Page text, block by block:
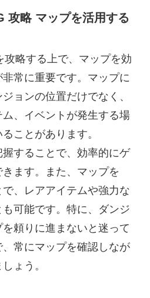
攻略 マップを活用する
攻略する上で、マップを効
常に重要です。マップに
ョンの位置だけでなく、
、イベントが発生する場
ことがあります。
することで、効率的にゲ
ます。また、マップを
、レアアイテムや強力な
可能です。特に、ダンジ
頼りに進まないと迷って
常にマップを確認しなが
ょう。